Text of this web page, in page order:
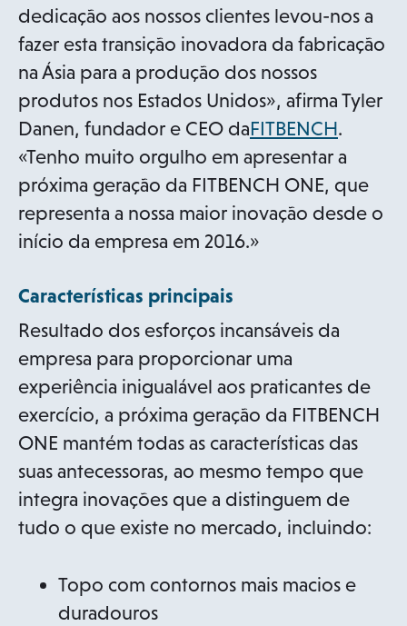
dedicação aos nossos clientes levou-nos a
fazer esta transição inovadora da fabricação
na Ásia para a produção dos nossos
produtos nos Estados Unidos», afirma Tyler
Danen, fundador e CEO daFITBENCHo
p
e
n
a
e
w
t
a
b
.
«Tenho muito orgulho em apresentar a
próxima geração da FITBENCH ONE, que
representa a nossa maior inovação desde o
início da empresa em 2016.»
Características principais
Resultado dos esforços incansáveis da
empresa para proporcionar uma
experiência inigualável aos praticantes de
exercício, a próxima geração da FITBENCH
ONE mantém todas as características das
suas antecessoras, ao mesmo tempo que
integra inovações que a distinguem de
tudo o que existe no mercado, incluindo:
Topo com contornos mais macios e
duradouros